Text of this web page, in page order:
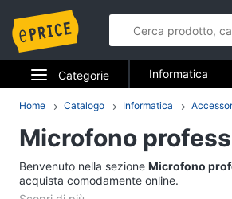
Categorie
Elettrodomestici
Informatica
Telefonia
Informatica
Stampanti e
Accessori
Home Catalogo Informatica
Microfono
Benvenuto nella sezione Microfono
acquista comodamente online.